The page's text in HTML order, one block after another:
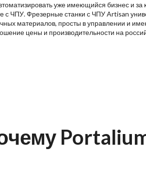
уже имеющийся бизнес и за
с ЧПУ. Фрезерные станки с ЧПУ Artisan
материалов, просты в управлении и
цены и производительности на